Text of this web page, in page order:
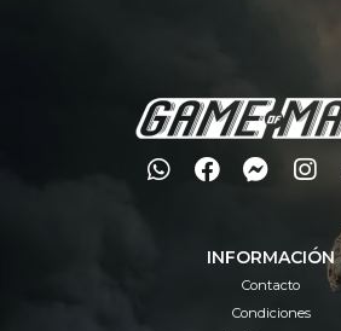
INFORMACIÓN
Contacto
Condiciones